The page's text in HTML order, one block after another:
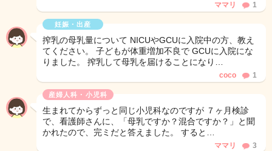
ママリ 1
妊娠・出産
搾乳の母乳量について NICUやGCUに入院中の方、教え
てください。 子どもが体重増加不良で GCUに入院にな
りました。 搾乳して母乳を届けることになり…
coco 1
産婦人科・小児科
生まれてからずっと同じ小児科なのですが ７ヶ月検診
で、看護師さんに、「母乳ですか？混合ですか？」と聞
かれたので、完ミだと答えました。 すると…
ママリ 3